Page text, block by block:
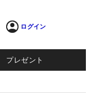
ログイン
プレゼント